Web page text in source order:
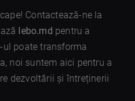
Contactează-ne la
lebo.md pentru a
poate transforma
noi suntem aici pentru a
dezvoltării și întreținerii